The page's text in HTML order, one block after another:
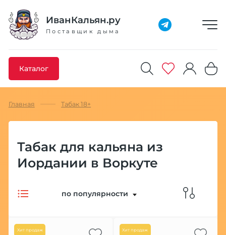
ИванКальян.ру
Поставщик дыма
Каталог
Добавлено максимальное кол-во товара
Главная Табак 18+
Табак для кальяна из
Иордании в Воркуте
по популярности
Хит продаж Хит продаж